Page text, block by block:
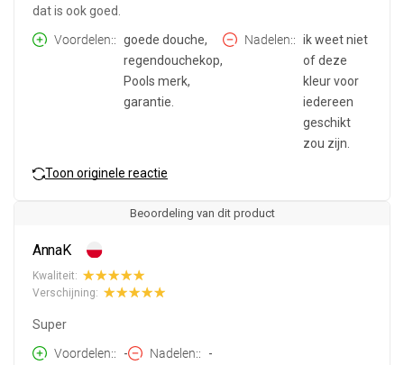
dat is ook goed.
Voordelen:
goede douche,
regendouchekop,
Pools merk,
garantie.
Nadelen:
ik weet niet
of deze
kleur voor
iedereen
geschikt
zou zijn.
Toon originele reactie
Beoordeling van dit product
AnnaK
Kwaliteit:
Verschijning:
Super
Voordelen:
- Nadelen: -